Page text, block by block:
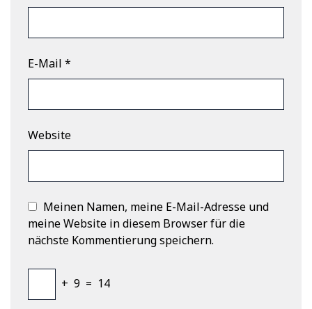
E-Mail *
Website
Meinen Namen, meine E-Mail-Adresse und
meine Website in diesem Browser für die
nächste Kommentierung speichern.
+ 9 = 14